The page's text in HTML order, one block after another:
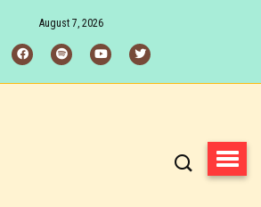
August 7, 2026